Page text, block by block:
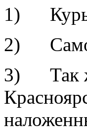
1)
2)
3) Так